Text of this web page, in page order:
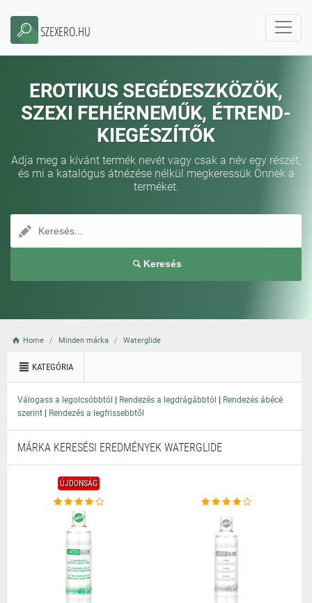
SZEXERO.HU
EROTIKUS SEGÉDESZKÖZÖK,
SZEXI FEHÉRNEMŰK, ÉTREND-
KIEGÉSZÍTŐK
Adja meg a kívánt termék nevét vagy csak a név egy részét,
és mi a katalógus átnézése nélkül megkeressük Önnek a
terméket.
Keresés
Home Minden márka Waterglide
KATEGÓRIA
Válogass a legolcsóbbtól | Rendezés a legdrágábbtól | Rendezés ábécé
szerint | Rendezés a legfrissebbtől
MÁRKA KERESÉSI EREDMÉNYEK WATERGLIDE
ÚJDONSÁG